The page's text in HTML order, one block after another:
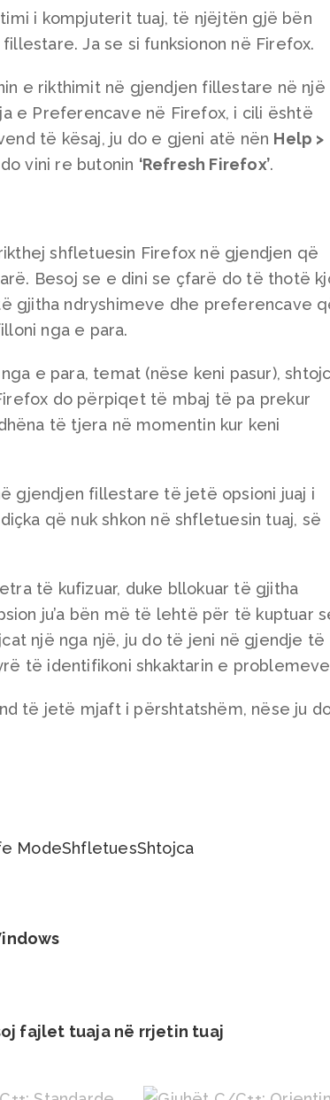
i kompjuterit tuaj, të njëjtën gjë bën
Ja se si funksionon në Firefox.
e rikthimit në gjendjen fillestare në një
e Preferencave në Firefox, i cili është
të kësaj, ju do e gjeni atë nën Help >
vini re butonin ‘Refresh Firefox’.
shfletuesin Firefox në gjendjen që
Besoj se e dini se çfarë do të thotë
gjitha ndryshimeve dhe preferencave
nga e para.
e para, temat (nëse keni pasur),
do përpiqet të mbaj të pa prekur
të tjera në momentin kur keni
gjendjen fillestare të jetë opsioni juaj i
që nuk shkon në shfletuesin tuaj, së
të kufizuar, duke bllokuar të gjitha
ju’a bën më të lehtë për të kuptuar
një nga një, ju do të jeni në gjendje të
të identifikoni shkaktarin e
të jetë mjaft i përshtatshëm, nëse ju
ModeShfletuesShtojca
fajlet tuaja në rrjetin tuaj